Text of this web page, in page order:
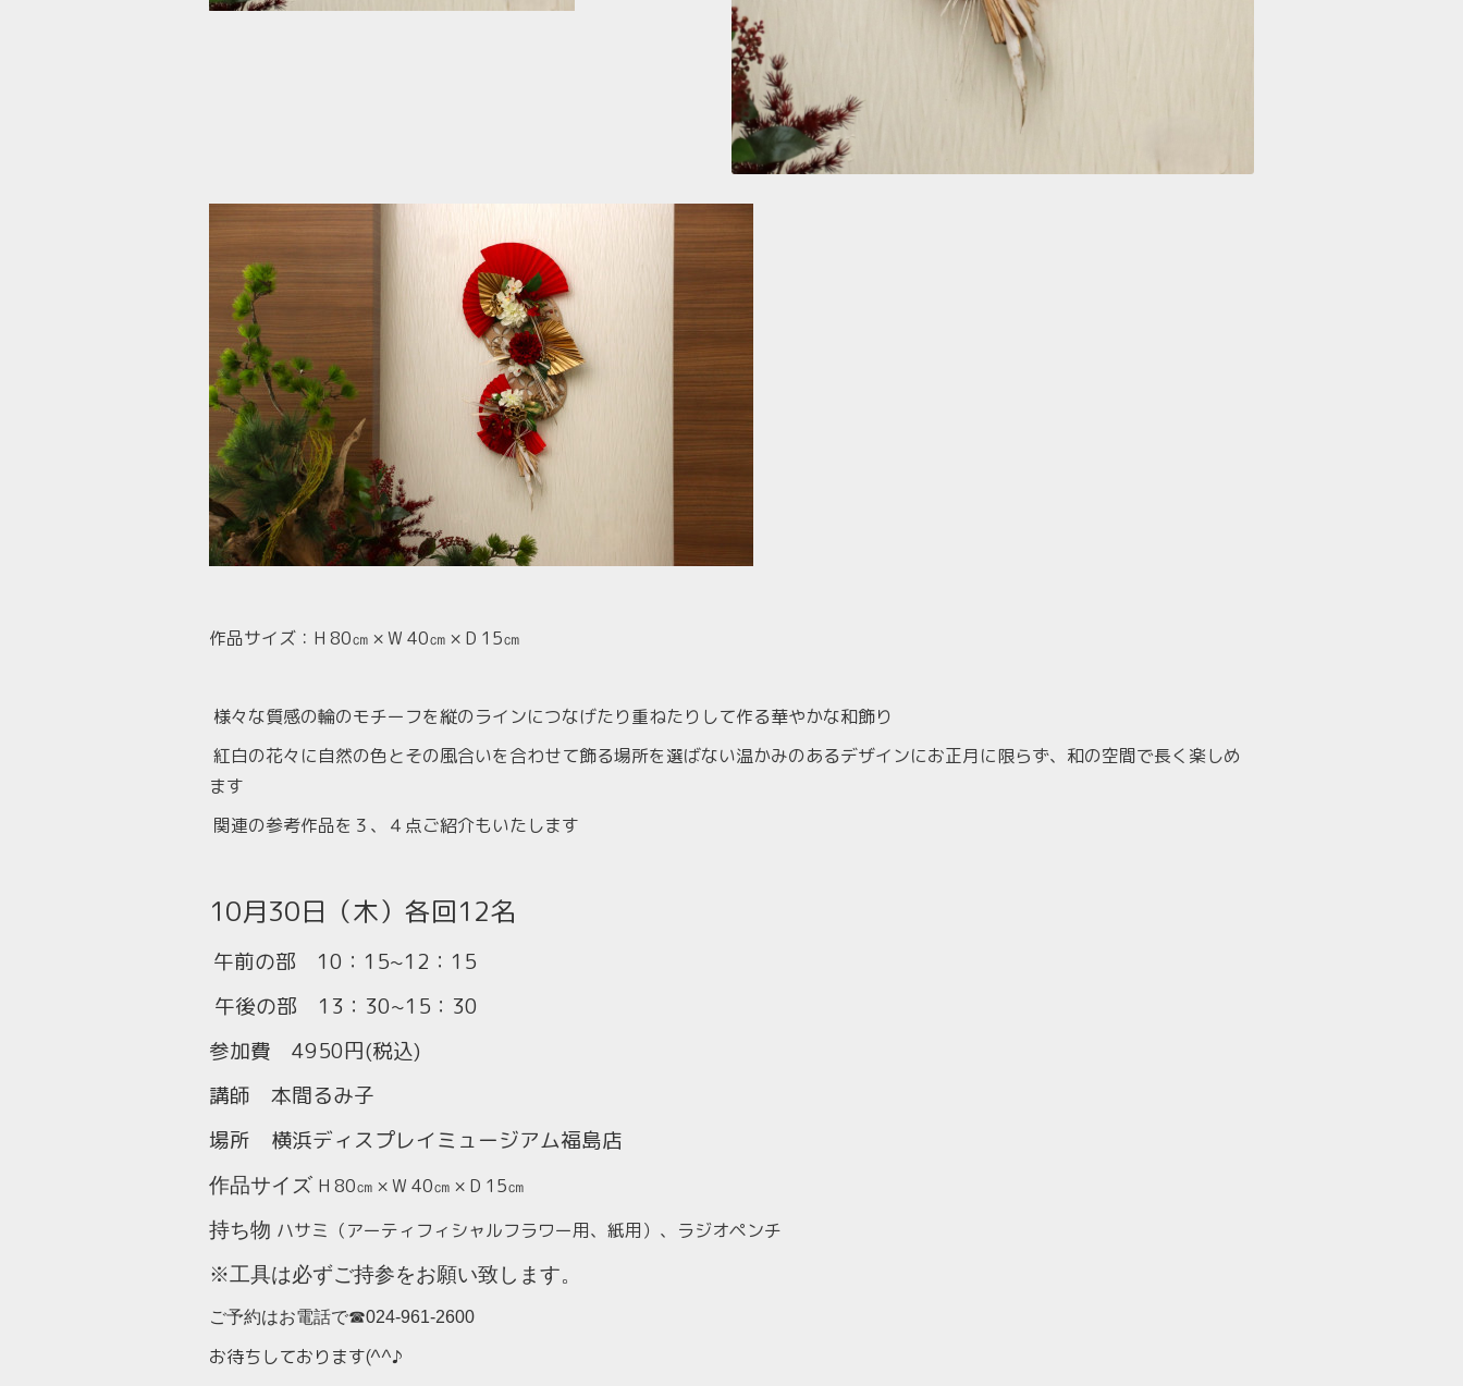
作品サイズ： H 80㎝ ×W 40㎝ × D 15㎝
様々な質感の輪のモチーフを縦のラインにつなげたり重ねたりして作る華やかな和飾り
紅白の花々に自然の色とその風合いを合わせて飾る場所を選ばない温かみのあるデザインにお正月に限らず、和の空間で長く楽しめ
ます
関連の参考作品を３、４点ご紹介もいたします
10月30日（木）各回12名
午前の部 10：15~12：15
午後の部 13：30~15：30
参加費 4950円(税込)
講師 本間るみ子
場所 横浜ディスプレイミュージアム福島店
作品サイズ H 80㎝ ×W 40㎝ × D 15㎝
持ち物 ハサミ（アーティフィシャルフラワー用、紙用）、ラジオペンチ
※工具は必ずご持参をお願い致します。
ご予約はお電話で☎024-961-2600
お待ちしております(^^♪